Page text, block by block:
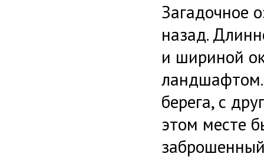
Загадочное
назад.
и шириной
ландшафтом.
берега, с
этом месте